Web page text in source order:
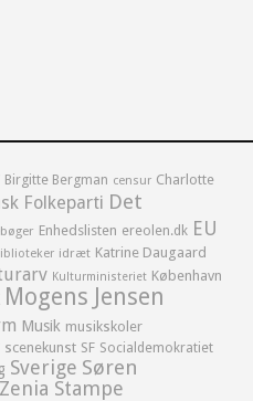
Birgitte Bergman censur Charlotte
Folkeparti Det
Enhedslisten ereolen.dk EU
idræt Katrine Daugaard
Kulturministeriet København
Mogens Jensen
Musik musikskoler
scenekunst SF Socialdemokratiet
Sverige Søren
Zenia Stampe